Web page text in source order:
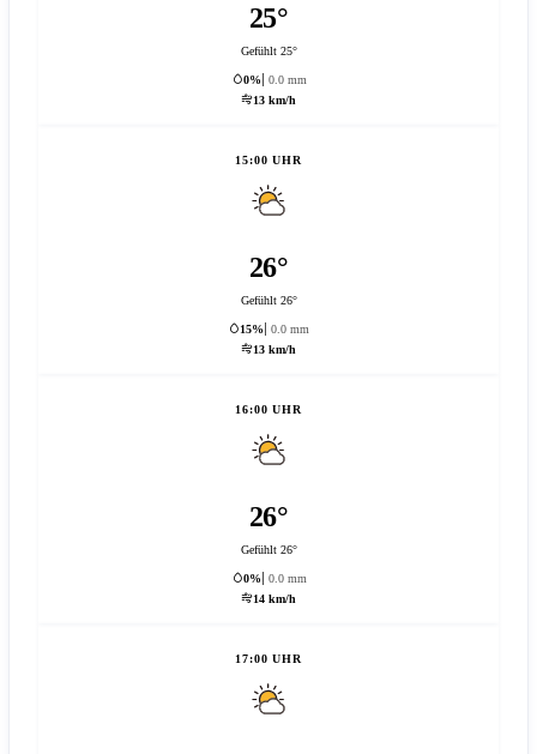
25°
Gefühlt 25°
0%
0.0 mm
13 km/h
15:00 UHR
26°
Gefühlt 26°
15%
0.0 mm
13 km/h
16:00 UHR
26°
Gefühlt 26°
0%
0.0 mm
14 km/h
17:00 UHR